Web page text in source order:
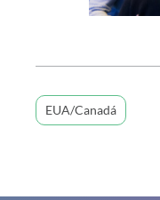
EUA/Canadá